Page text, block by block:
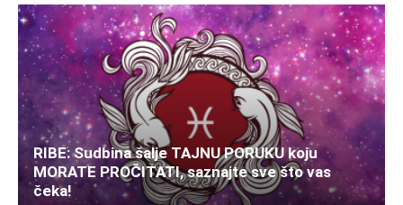
RIBE: Sudbina šalje TAJNU PORUKU koju
MORATE PROČITATI, saznajte sve što vas
čeka!